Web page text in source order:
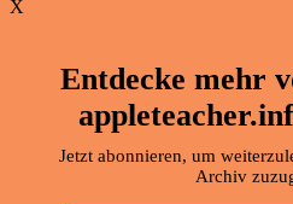
X
Entdecke mehr
Jetzt abonnieren, um
Archiv